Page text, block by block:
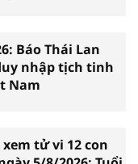
Báo Thái Lan
nhập tịch tinh
Nam
tử vi 12 con